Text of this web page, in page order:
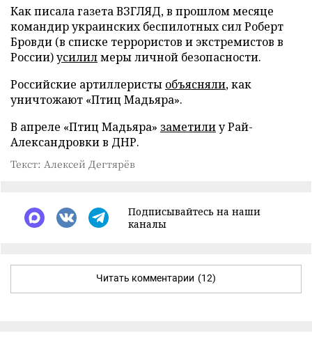
Как писала газета ВЗГЛЯД, в прошлом месяце
командир украинских беспилотных сил Роберт
Бровди (в списке террористов и экстремистов в
России)усилилмеры личной безопасности.
Российские артиллеристы объясняли, как
уничтожают «Птиц Мадьяра».
В апреле «Птиц Мадьяра» заметилиу Рай-
Александровки в ДНР.
Текст: Алексей Дегтярёв
Подписывайтесь на наши
каналы
Читать комментарии (12)